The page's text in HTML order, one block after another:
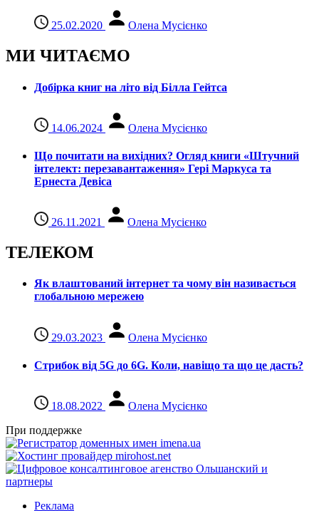
25.02.2020 Олена Мусієнко
МИ ЧИТАЄМО
Добірка книг на літо від Білла Гейтса
14.06.2024 Олена Мусієнко
Що почитати на вихідних? Огляд книги «Штучний
інтелект: перезавантаження» Гері Маркуса та
Ернеста Девіса
26.11.2021 Олена Мусієнко
ТЕЛЕКОМ
Як влаштований інтернет та чому він називається
глобальною мережею
29.03.2023 Олена Мусієнко
Стрибок від 5G до 6G. Коли, навіщо та що це даcть?
18.08.2022
Олена Мусієнко
При поддержке
Реклама